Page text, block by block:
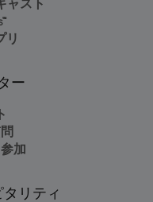
ャスト
リ
ー
加
リティ